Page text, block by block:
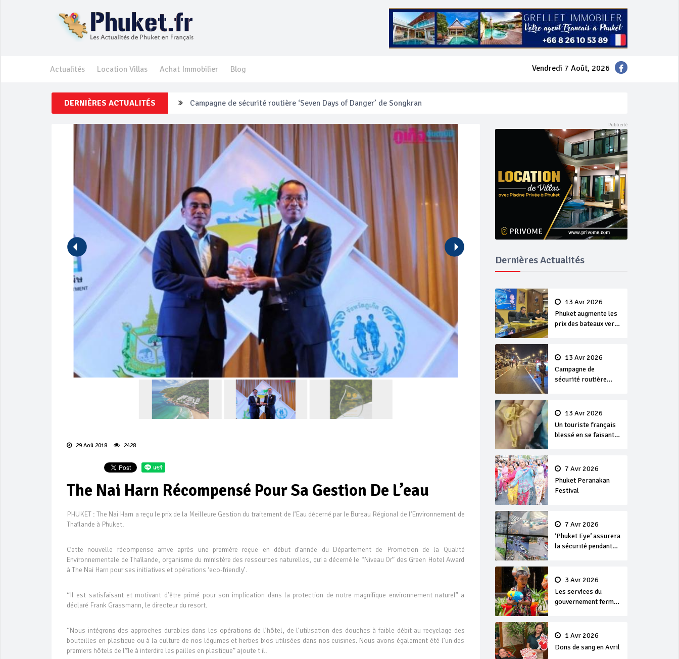
Actualités Location Villas Achat Immobilier Blog Vendredi 7 Août, 2026
DERNIÈRES ACTUALITÉS Un touriste français blessé en se faisant arracher son collier en or
Phuket Peranakan Festival
‘Phuket Eye’ assurera la sécurité pendant Songkran
Phuket augmente les prix des bateaux vers Koh Phi Phi et des excursions en mer
Campagne de sécurité routière ‘Seven Days of Danger’ de Songkran
29 Aoû 2018 2428
The Nai Harn Récompensé Pour Sa Gestion De L’eau
PHUKET : The Nai Harn a reçu le prix de la Meilleure Gestion du traitement de l’Eau décerné par le Bureau Régional de l’Environnement de
Thaïlande à Phuket.
Cette nouvelle récompense arrive après une première reçue en début d’année du Département de Promotion de la Qualité
Environnementale de Thaïlande, organisme du ministère des ressources naturelles, qui a décerné le “Niveau Or” des Green Hotel Award
à The Nai Harn pour ses initiatives et opérations ‘eco-friendly’.
“Il est satisfaisant et motivant d’être primé pour son implication dans la protection de notre magnifique environnement naturel” a
déclaré Frank Grassmann, le directeur du resort.
“Nous intégrons des approches durables dans les opérations de l’hôtel, de l’utilisation des douches à faible débit au recyclage des
bouteilles en plastique ou à la culture de nos légumes et herbes bios utilisées dans nos cuisines. Nous avons également été l’un des
premiers hôtels de l'île à interdire les pailles en plastique” ajoute t il.
Dernières Actualités
13 Avr 2026
Phuket augmente les
prix des bateaux vers
13 Avr 2026
Campagne de
sécurité routière
13 Avr 2026
Un touriste français
blessé en se faisant
7 Avr 2026
Phuket Peranakan
Festival
7 Avr 2026
‘Phuket Eye’ assurera
la sécurité pendant
3 Avr 2026
Les services du
gouvernement fermés
Songkran
1 Avr 2026
Dons de sang en Avril